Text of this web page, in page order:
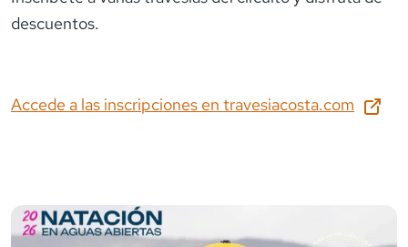
descuentos.
Accede a las inscripciones en travesiacosta.com